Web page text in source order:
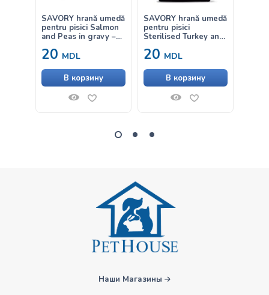
SAVORY hrană umedă
pentru pisici Salmon
and Peas in gravy –
sos 85g
20 MDL
В корзину
SAVORY hrană umedă
pentru pisici
Sterilised Turkey and
morcov în jeleu 85g
20 MDL
В корзину
Наши Магазины